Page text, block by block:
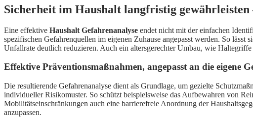
Sicherheit im Haushalt langfristig
Eine effektive Haushalt Gefahrenanalyse endet nicht mit der einfachen
spezifischen Gefahrenquellen im eigenen Zuhause angepasst werden. So
Unfallrate deutlich reduzieren. Auch ein altersgerechter Umbau, wie
Effektive Präventionsmaßnahmen, angepasst an die eigene
Die resultierende Gefahrenanalyse dient als Grundlage, um gezielte
individueller Risikomuster. So schützt beispielsweise das Aufbewahren von
Mobilitätseinschränkungen auch eine barrierefreie Anordnung der
anzupassen.